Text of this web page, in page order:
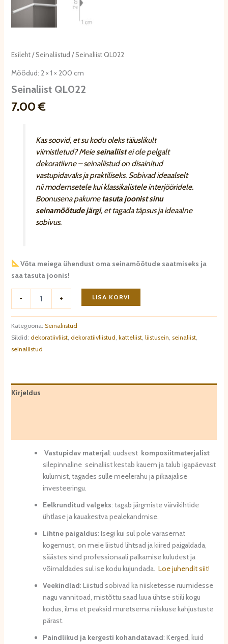
Esileht/ Seinaliistud / Seinaliist QL022
Mõõdud: 2 × 1 × 200 cm
Seinaliist QL022
7.00€
Kas soovid, et su kodu oleks täiuslikult
viimistletud? Meieseinaliistei ole pelgalt
dekoratiivne – seinaliistud on disainitud
vastupidavaks ja praktiliseks. Sobivad ideaalselt
nii modernsetele kui klassikalistele interjööridele.
Boonusena pakumetasuta joonist sinu
seinamõõtude järgi, et tagada täpsus ja ideaalne
sobivus.
Võta meiega ühendust oma seinamõõtude saatmiseks ja
saa tasuta joonis!
- + LISA KORVI
Kategooria: Seinaliistud
Sildid: dekoratiivliist, dekoratiivliistud, katteliist, liistusein, seinaliist,
seinaliistud
Kirjeldus
Vastupidav materjal: uudsestkomposiitmaterjalist
silepinnaline seinaliist kestab kauem ja talub igapäevast
kulumist, tagades sulle meelerahu ja pikaajalise
investeeringu.
Eelkrunditud valgeks: tagab järgmiste värvikihtide
ühtlase ja kauakestva pealekandmise.
Lihtne paigaldus: Isegi kui sul pole varasemat
kogemust, on meie liistud lihtsad ja kiired paigaldada,
säästes sind professionaali palkamise kuludest ja
võimaldades sul ise kodu kujundada. Loe juhendit siit!
Veekindlad: Liistud sobivad ka niisketesse ruumidesse
nagu vannitoad, mistõttu saad luua ühtse stiili kogu
kodus, ilma et peaksid muretsema niiskuse kahjustuste
pärast.
Paindlikud ja kergesti kohandatavad: Kerged, kuid